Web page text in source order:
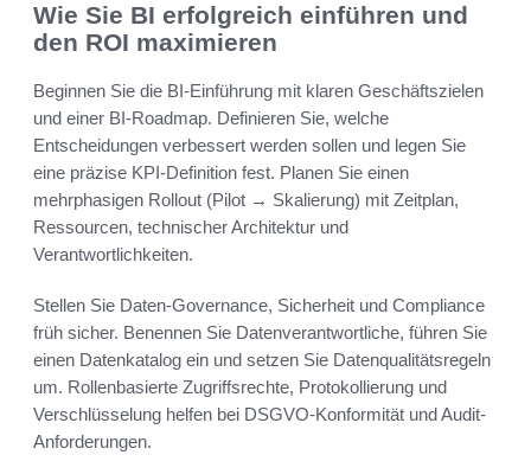
Wie Sie BI erfolgreich einführen und
den ROI maximieren
Beginnen Sie die BI-Einführung mit klaren Geschäftszielen
und einer BI-Roadmap. Definieren Sie, welche
Entscheidungen verbessert werden sollen und legen Sie
eine präzise KPI-Definition fest. Planen Sie einen
mehrphasigen Rollout (Pilot → Skalierung) mit Zeitplan,
Ressourcen, technischer Architektur und
Verantwortlichkeiten.
Stellen Sie Daten-Governance, Sicherheit und Compliance
früh sicher. Benennen Sie Datenverantwortliche, führen Sie
einen Datenkatalog ein und setzen Sie Datenqualitätsregeln
um. Rollenbasierte Zugriffsrechte, Protokollierung und
Verschlüsselung helfen bei DSGVO-Konformität und Audit-
Anforderungen.